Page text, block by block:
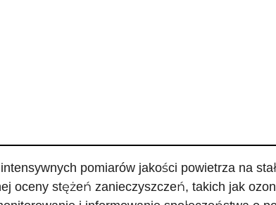
pomiarów jakości powietrza na
oceny stężeń zanieczyszczeń, takich jak